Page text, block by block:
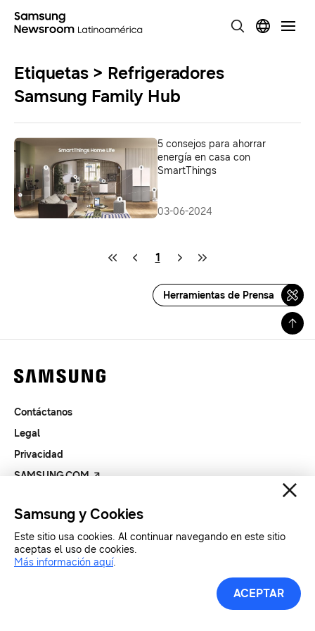
Etiquetas > Refrigeradores
Samsung Family Hub
5 consejos para ahorrar
energía en casa con
SmartThings
03-06-2024
1
Herramientas de Prensa
Contáctanos
Legal
Privacidad
SAMSUNG.COM
Copyright© SAMSUNG All Rights Reserved.
Samsung y Cookies
Este sitio usa cookies. Al continuar navegando en este sitio
aceptas el uso de cookies.
Más información aquí.
ACEPTAR